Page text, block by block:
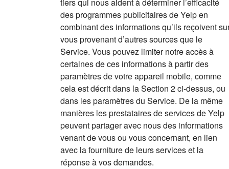
tiers qui nous aident à déterminer l’efficacité
des programmes publicitaires de Yelp en
combinant des informations qu’ils reçoivent
vous provenant d’autres sources que le
Service. Vous pouvez limiter notre accès à
certaines de ces informations à partir des
paramètres de votre appareil mobile, comme
cela est décrit dans la Section 2 ci-dessus, ou
dans les paramètres du Service. De la même
manières les prestataires de services de Yelp
peuvent partager avec nous des informations
venant de vous ou vous concernant, en lien
avec la fourniture de leurs services et la
réponse à vos demandes.